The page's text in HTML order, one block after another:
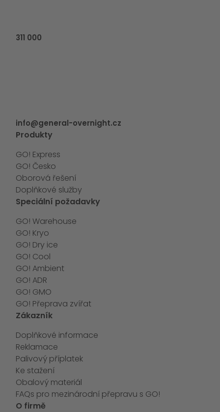
311 000
info@general-overnight.cz
Produkty
GO! Express
GO! Česko
Oborová řešení
Doplňkové služby
Speciální požadavky
GO! Warehouse
GO! Kryo
GO! Dry ice
GO! Cool
GO! Ambient
GO! ADR
GO! GMO
GO! Přeprava zvířat
Zákazník
Doplňkové informace
Reklamace
Palivový příplatek
Ke stažení
Obalový materiál
FAQs pro mezinárodní přepravu s GO!
O firmě